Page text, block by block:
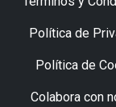
Política de
Política de
Colabora con